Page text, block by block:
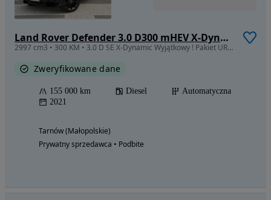
Land Rover Defender 3.0 D300 mHEV X-Dynamic SE
2997 cm3 • 300 KM • 3.0 D SE X-Dynamic Wyjątkowy ! Pakiet URBAN , Folia 3M Faktura VAT 23%
Zweryfikowane dane
155 000 km Diesel
Automatyczna
2021
Tarnów (Małopolskie)
Prywatny sprzedawca • Podbite